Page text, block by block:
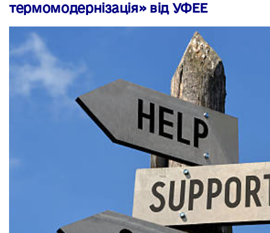
термомодернізація» від УФЕЕ